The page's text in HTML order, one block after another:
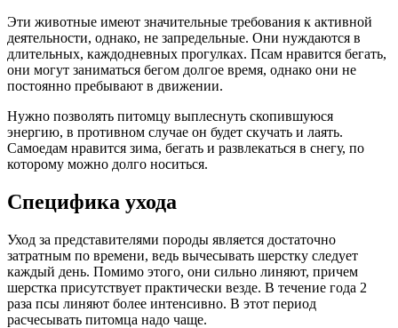
Эти животные имеют значительные требования к активной
деятельности, однако, не запредельные. Они нуждаются в
длительных, каждодневных прогулках. Псам нравится бегать,
они могут заниматься бегом долгое время, однако они не
постоянно пребывают в движении.
Нужно позволять питомцу выплеснуть скопившуюся
энергию, в противном случае он будет скучать и лаять.
Самоедам нравится зима, бегать и развлекаться в снегу, по
которому можно долго носиться.
Специфика ухода
Уход за представителями породы является достаточно
затратным по времени, ведь вычесывать шерстку следует
каждый день. Помимо этого, они сильно линяют, причем
шерстка присутствует практически везде. В течение года 2
раза псы линяют более интенсивно. В этот период
расчесывать питомца надо чаще.